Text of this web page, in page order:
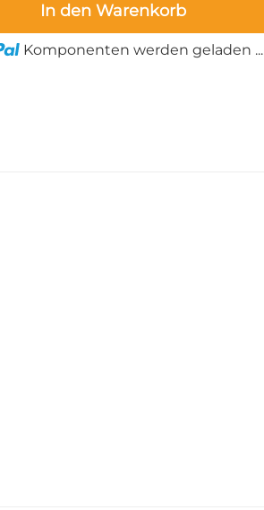
In den Warenkorb
Loading...
Komponenten werden geladen ...